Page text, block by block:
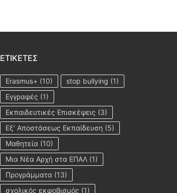
ΕΤΙΚΈΤΕΣ
Erasmus+ (10) stop bullying (1)
Εγγραφές (1)
Εκπαιδευτικές Επισκέψεις (3)
Εξ' Αποστάσεως Εκπαίδευση (5)
Μαθητεία (10)
Μια Νέα Αρχή στα ΕΠΑΛ(1)
Προγράμματα (13)
σχολικός εκφοβισμός (1)